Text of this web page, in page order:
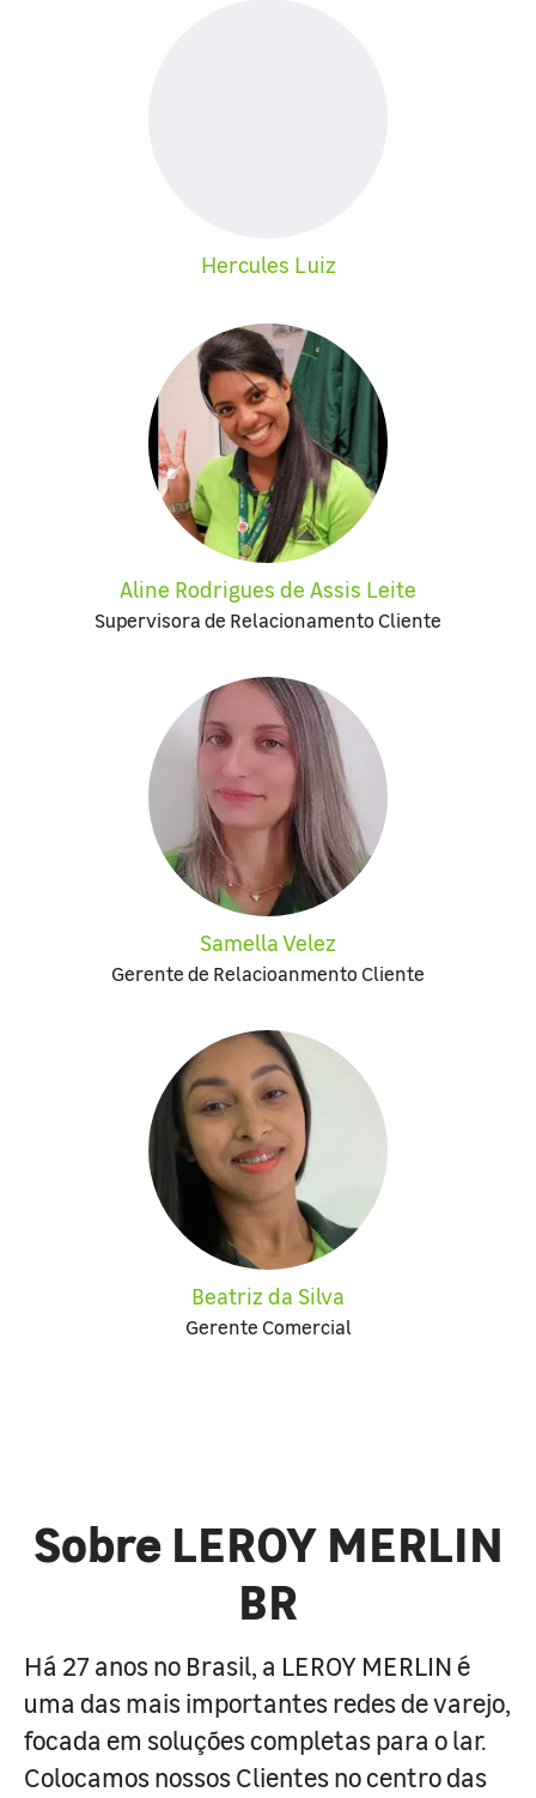
Hercules Luiz
Aline Rodrigues de Assis Leite
Supervisora de Relacionamento Cliente
Samella Velez
Gerente de Relacioanmento Cliente
Beatriz da Silva
Gerente Comercial
Sobre LEROY MERLIN
BR
Há 27 anos no Brasil, a LEROY MERLIN é
uma das mais importantes redes de varejo,
focada em soluções completas para o lar.
Colocamos nossos Clientes no centro das